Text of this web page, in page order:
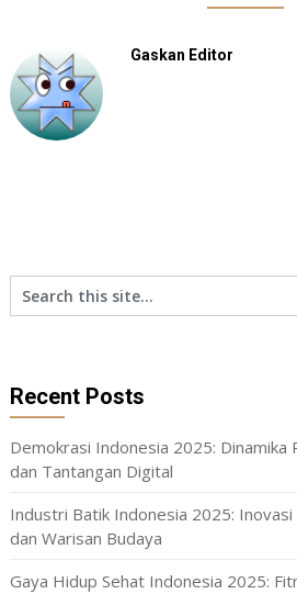
Gaskan Editor
Recent Posts
Demokrasi Indonesia 2025: Dinamika
dan Tantangan Digital
Industri Batik Indonesia 2025: Inovasi
dan Warisan Budaya
Gaya Hidup Sehat Indonesia 2025: